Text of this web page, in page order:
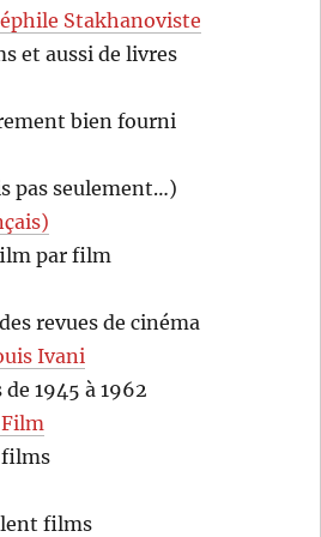
Stakhanoviste
et aussi de livres
bien fourni
pas seulement…)
par film
revues de cinéma
Ivani
1945 à 1962
films
films